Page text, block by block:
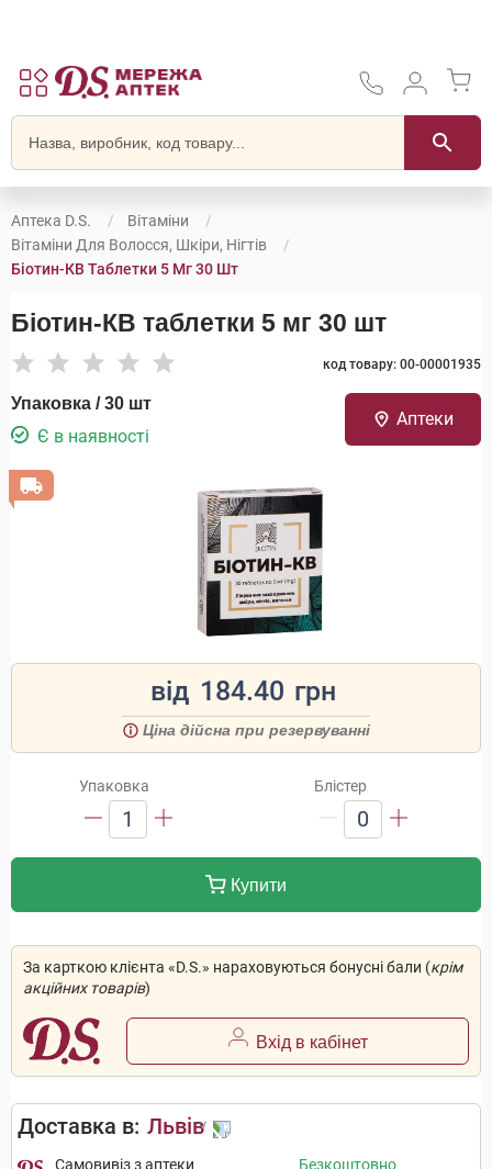
Аптека D.S.
Вітаміни
Вітаміни Для Волосся, Шкіри, Нігтів
Біотин-КВ Таблетки 5 Мг 30 Шт
Біотин-КВ таблетки 5 мг 30 шт
код товару: 00-00001935
Упаковка / 30 шт
Є в наявності
Аптеки
від 184.40 грн
Ціна дійсна при резервуванні
Упаковка
1
Блістер
0
Купити
За карткою клієнта «D.S.» нараховуються бонусні бали (крім
акційних товарів)
Вхід в кабінет
Доставка в: Львів
Самовивіз з аптеки Безкоштовно